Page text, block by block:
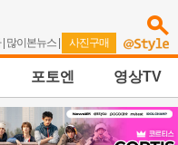
| 많이본뉴스 | 사진구매
포토엔 영상TV